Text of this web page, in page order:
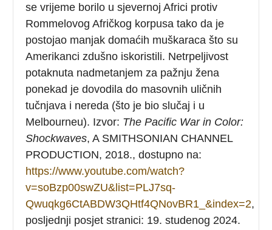
se vrijeme borilo u sjevernoj Africi protiv
Rommelovog Afričkog korpusa tako da je
postojao manjak domaćih muškaraca što su
Amerikanci zdušno iskoristili. Netrpeljivost
potaknuta nadmetanjem za pažnju žena
ponekad je dovodila do masovnih uličnih
tučnjava i nereda (što je bio slučaj i u
Melbourneu). Izvor: The Pacific War in Color:
Shockwaves, A SMITHSONIAN CHANNEL
PRODUCTION, 2018., dostupno na:
https://www.youtube.com/watch?
v=soBzp00swZU&list=PLJ7sq-
Qwuqkg6CtABDW3QHtf4QNovBR1_&index=2,
posljednji posjet stranici: 19. studenog 2024.